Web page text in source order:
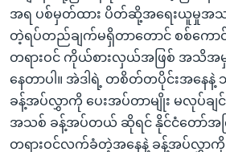
အရ ပစ်မှတ်ထား ပိတ်ဆို့အရေးယူမှုအ
တဲ့ရပ်တည်ချက်မရှိတာတောင် စစ်ကောင်
တရားဝင် ကိုယ်စားလှယ်အဖြစ် အသိ
နေတာပါ။ အဲဒါရဲ့ တစိတ်တပိုင်းအနေ
ခန့်အပ်လွှာကို ပေးအပ်တာမျိုး မလုပ်ချ
အသစ် ခန့်အပ်တယ် ဆိုရင် နိုင်ငံတော်အ
တရားဝင်လက်ခံတဲ့အနေနဲ့ ခန့်အပ်လွှာကို ပ